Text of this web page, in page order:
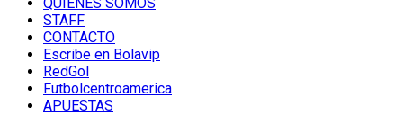
STAFF
CONTACTO
Escribe en Bolavip
RedGol
Futbolcentroamerica
APUESTAS